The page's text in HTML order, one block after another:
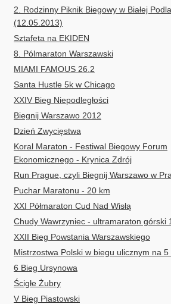
2. Rodzinny Piknik Biegowy w Białej
(12.05.2013)
Sztafeta na EKIDEN
8. Pólmaraton Warszawski
MIAMI FAMOUS 26.2
Santa Hustle 5k w Chicago
XXIV Bieg Niepodległości
Biegnij Warszawo 2012
Dzień Zwycięstwa
Koral Maraton - Festiwal Biegowy Forum
Ekonomicznego - Krynica Zdrój
Run Prague, czyli Biegnij Warszawo w
Puchar Maratonu - 20 km
XXI Półmaraton Cud Nad Wisłą
Chudy Wawrzyniec - ultramaraton górski
XXII Bieg Powstania Warszawskiego
Mistrzostwa Polski w biegu ulicznym na
6 Bieg Ursynowa
Ścigłe Żubry
V Bieg Piastowski